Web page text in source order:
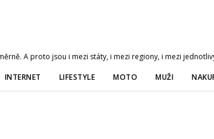
A proto jsou i mezi státy, i mezi regiony, i mezi
INTERNET LIFESTYLE MOTO MUŽI